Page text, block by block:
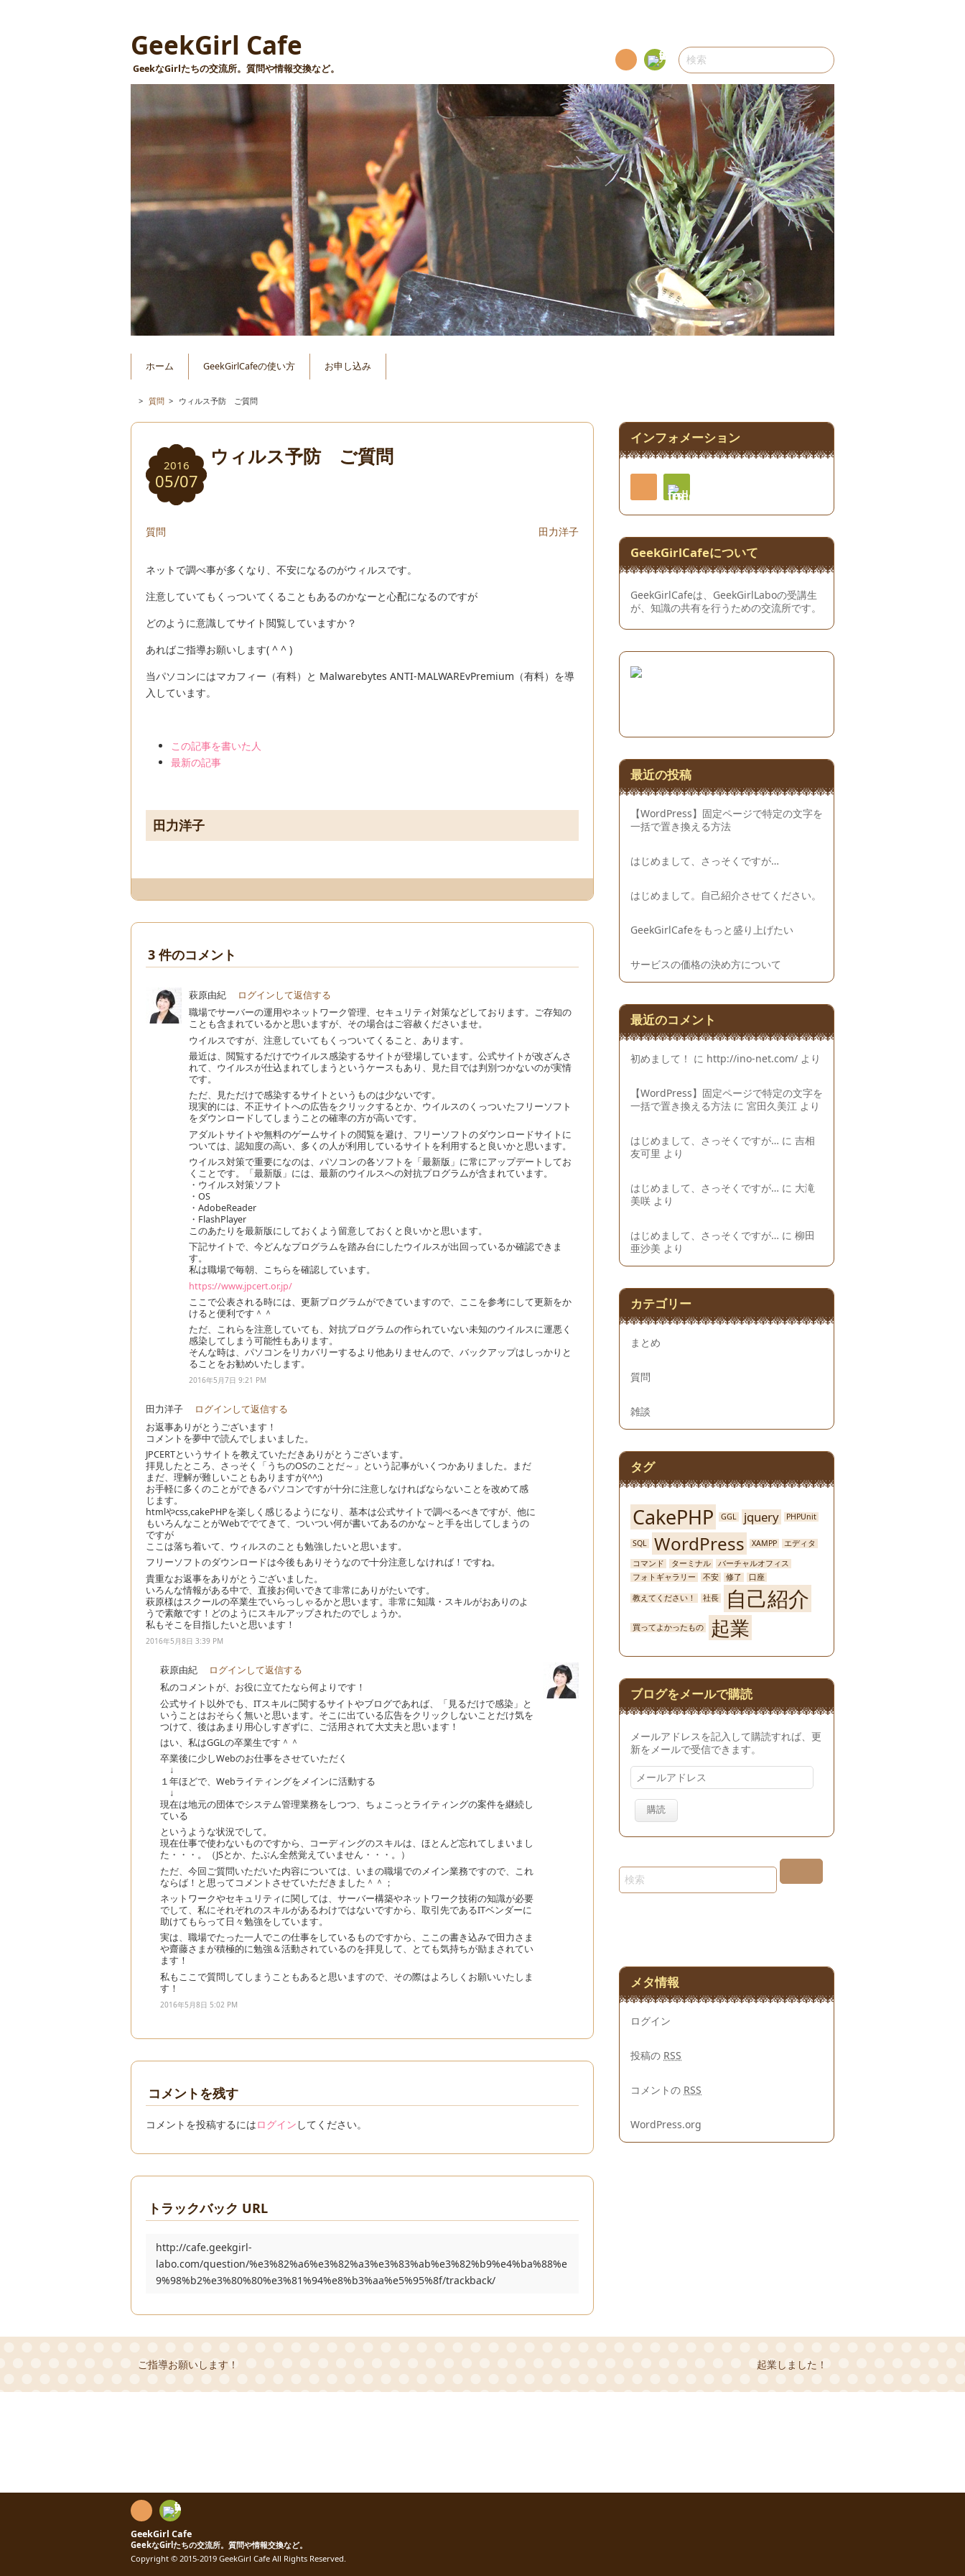
GeekGirl Cafe
GeekなGirlたちの交流所。質問や情報交換など。
R
SS
Fee
dly
ホーム GeekGirlCafeの使い方 お申し込み
> 質問 > ウィルス予防 ご質問
2016
05/07
ウィルス予防 ご質問
質問 田力洋子
ネットで調べ事が多くなり、不安になるのがウィルスです。
注意していてもくっついてくることもあるのかなーと心配になるのですが
どのように意識してサイト閲覧していますか？
あればご指導お願いします( ^ ^ )
当パソコンにはマカフィー（有料）と Malwarebytes ANTI-MALWAREvPremium（有料）を導
入しています。
The
following
change
content
below.
この記事を書いた人
最新の記事
田力洋子
3 件のコメント
萩原由紀
ログインして返信する
職場でサーバーの運用やネットワーク管理、セキュリティ対策などしております。ご存知の
ことも含まれているかと思いますが、その場合はご容赦くださいませ。
ウイルスですが、注意していてもくっついてくること、あります。
最近は、閲覧するだけでウイルス感染するサイトが登場しています。公式サイトが改ざんさ
れて、ウイルスが仕込まれてしまうというケースもあり、見た目では判別つかないのが実情
です。
ただ、見ただけで感染するサイトというものは少ないです。
現実的には、不正サイトへの広告をクリックするとか、ウイルスのくっついたフリーソフト
をダウンロードしてしまうことの確率の方が高いです。
アダルトサイトや無料のゲームサイトの閲覧を避け、フリーソフトのダウンロードサイトに
ついては、認知度の高い、多くの人が利用しているサイトを利用すると良いかと思います。
ウイルス対策で重要になのは、パソコンの各ソフトを「最新版」に常にアップデートしてお
くことです。「最新版」には、最新のウイルスへの対抗プログラムが含まれています。
・ウイルス対策ソフト
・OS
・AdobeReader
・FlashPlayer
このあたりを最新版にしておくよう留意しておくと良いかと思います。
下記サイトで、今どんなプログラムを踏み台にしたウイルスが出回っているか確認できま
す。
私は職場で毎朝、こちらを確認しています。
https://www.jpcert.or.jp/
ここで公表される時には、更新プログラムができていますので、ここを参考にして更新をか
けると便利です＾＾
ただ、これらを注意していても、対抗プログラムの作られていない未知のウイルスに運悪く
感染してしまう可能性もあります。
そんな時は、パソコンをリカバリーするより他ありませんので、バックアップはしっかりと
ることをお勧めいたします。
2016年5月7日 9:21 PM
田力洋子
ログインして返信する
お返事ありがとうございます！
コメントを夢中で読んでしまいました。
JPCERTというサイトを教えていただきありがとうございます。
拝見したところ、さっそく「うちのOSのことだ～」という記事がいくつかありました。まだ
まだ、理解が難しいこともありますが(^^;)
お手軽に多くのことができるパソコンですが十分に注意しなければならないことを改めて感
じます。
htmlやcss,cakePHPを楽しく感じるようになり、基本は公式サイトで調べるべきですが、他に
もいろんなことがWebででてきて、ついつい何が書いてあるのかな～と手を出してしまうの
ですが
ここは落ち着いて、ウィルスのことも勉強したいと思います。
フリーソフトのダウンロードは今後もありそうなので十分注意しなければ！ですね。
貴重なお返事をありがとうございました。
いろんな情報がある中で、直接お伺いできて非常にありがたいです。
萩原様はスクールの卒業生でいらっしゃるかと思います。非常に知識・スキルがおありのよ
うで素敵です！どのようにスキルアップされたのでしょうか。
私もそこを目指したいと思います！
2016年5月8日 3:39 PM
萩原由紀
ログインして返信する
私のコメントが、お役に立てたなら何よりです！
公式サイト以外でも、ITスキルに関するサイトやブログであれば、「見るだけで感染」と
いうことはおそらく無いと思います。そこに出ている広告をクリックしないことだけ気を
つけて、後はあまり用心しすぎずに、ご活用されて大丈夫と思います！
はい、私はGGLの卒業生です＾＾
卒業後に少しWebのお仕事をさせていただく
↓
１年ほどで、Webライティングをメインに活動する
↓
現在は地元の団体でシステム管理業務をしつつ、ちょこっとライティングの案件を継続し
ている
というような状況でして。
現在仕事で使わないものですから、コーディングのスキルは、ほとんど忘れてしまいまし
た・・・。（JSとか、たぶん全然覚えていません・・・。）
ただ、今回ご質問いただいた内容については、いまの職場でのメイン業務ですので、これ
ならば！と思ってコメントさせていただきました＾＾；
ネットワークやセキュリティに関しては、サーバー構築やネットワーク技術の知識が必要
でして、私にそれぞれのスキルがあるわけではないですから、取引先であるITベンダーに
助けてもらって日々勉強をしています。
実は、職場でたった一人でこの仕事をしているものですから、ここの書き込みで田力さま
や齋藤さまが積極的に勉強＆活動されているのを拝見して、とても気持ちが励まされてい
ます！
私もここで質問してしまうこともあると思いますので、その際はよろしくお願いいたしま
す！
2016年5月8日 5:02 PM
コメントを残す
コメントを投稿するにはログイン してください。
トラックバック URL
http://cafe.geekgirl-
labo.com/question/%e3%82%a6%e3%82%a3%e3%83%ab%e3%82%b9%e4%ba%88%e
9%98%b2%e3%80%80%e3%81%94%e8%b3%aa%e5%95%8f/trackback/
インフォメーション
RSS
Feedly
GeekGirlCafeについて
GeekGirlCafeは、 GeekGirlLaboの受講生
が、知識の共有を行うための交流所です。
最近の投稿
【WordPress】固定ページで特定の文字を
一括で置き換える方法
はじめまして、さっそくですが…
はじめまして。自己紹介させてください。
GeekGirlCafeをもっと盛り上げたい
サービスの価格の決め方について
最近のコメント
初めまして！ に http://ino-net.com/ より
【WordPress】固定ページで特定の文字を
一括で置き換える方法 に 宮田久美江 より
はじめまして、さっそくですが… に 吉相
友可里 より
はじめまして、さっそくですが… に 大滝
美咲 より
はじめまして、さっそくですが… に 柳田
亜沙美 より
カテゴリー
まとめ
質問
雑談
タグ
CakePHP GGL jquery PHPUnit
SQL WordPress XAMPP
エディタ
コマンド
ターミナル
バーチャルオフィス
フォトギャラリー
不安 修了 口座
教えてください！ 社長 自己紹介
買ってよかったもの 起業
ブログをメールで購読
メールアドレスを記入して購読すれば、更
新をメールで受信できます。
メ
ー
ル
ド
レ
メタ情報
ログイン
投稿の RSS
コメントの RSS
WordPress.org
ご指導お願いします！ 起業しました！
R
SS
Fee
dly
GeekGirl Cafe
GeekなGirlたちの交流所。質問や情報交換など。
Copyright © 2015-2019 GeekGirl Cafe All Rights Reserved.